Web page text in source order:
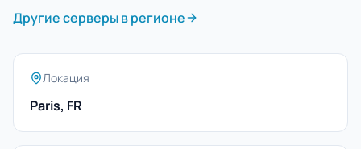
Другие серверы в регионе
Локация
Paris, FR